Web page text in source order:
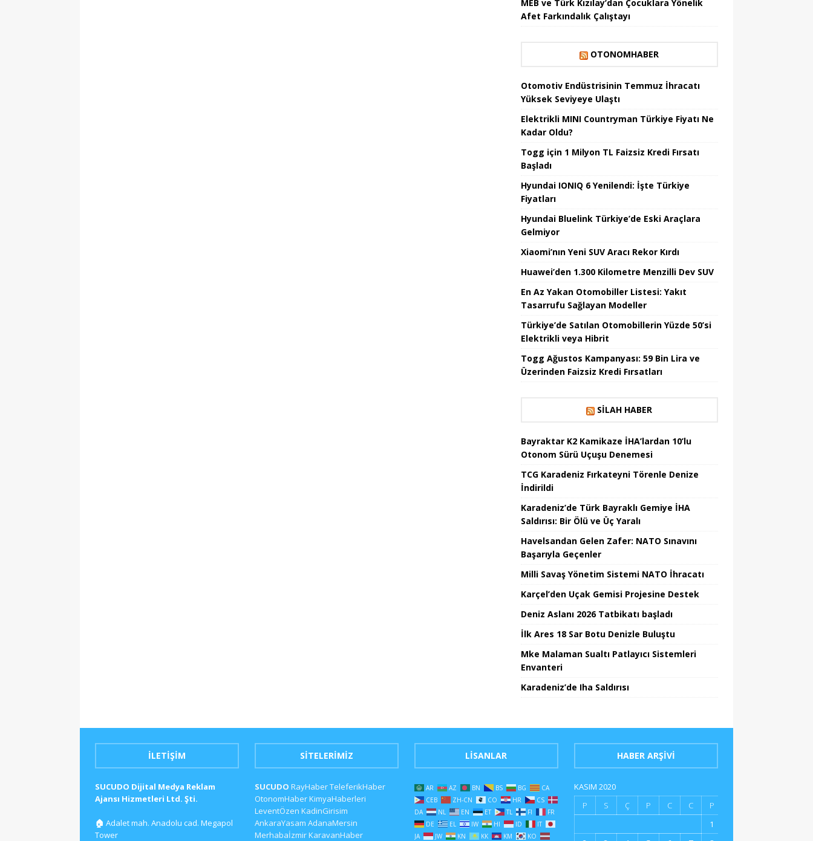
MEB ve Türk Kızılay’dan Çocuklara Yönelik
Afet Farkındalık Çalıştayı
OTONOMHABER
Otomotiv Endüstrisinin Temmuz İhracatı
Yüksek Seviyeye Ulaştı
Elektrikli MINI Countryman Türkiye Fiyatı Ne
Kadar Oldu?
Togg için 1 Milyon TL Faizsiz Kredi Fırsatı
Başladı
Hyundai IONIQ 6 Yenilendi: İşte Türkiye
Fiyatları
Hyundai Bluelink Türkiye’de Eski Araçlara
Gelmiyor
Xiaomi’nın Yeni SUV Aracı Rekor Kırdı
Huawei’den 1.300 Kilometre Menzilli Dev SUV
En Az Yakan Otomobiller Listesi: Yakıt
Tasarrufu Sağlayan Modeller
Türkiye’de Satılan Otomobillerin Yüzde 50’si
Elektrikli veya Hibrit
Togg Ağustos Kampanyası: 59 Bin Lira ve
Üzerinden Faizsiz Kredi Fırsatları
SILAH HABER
Bayraktar K2 Kamikaze İHA’lardan 10’lu
Otonom Sürü Uçuşu Denemesi
TCG Karadeniz Fırkateyni Törenle Denize
İndirildi
Karadeniz’de Türk Bayraklı Gemiye İHA
Saldırısı: Bir Ölü ve Üç Yaralı
Havelsandan Gelen Zafer: NATO Sınavını
Başarıyla Geçenler
Milli Savaş Yönetim Sistemi NATO İhracatı
Karçel’den Uçak Gemisi Projesine Destek
Deniz Aslanı 2026 Tatbikatı başladı
İlk Ares 18 Sar Botu Denizle Buluştu
Mke Malaman Sualtı Patlayıcı Sistemleri
Envanteri
Karadeniz’de Iha Saldırısı
İLETIŞIM
SUCUDO Dijital Medya Reklam
Ajansı Hizmetleri Ltd. Şti.
🏠 Adalet mah. Anadolu cad. Megapol
Tower
SITELERIMIZ
SUCUDO RayHaberTeleferikHaber
OtonomHaberKimyaHaberleri
LeventÖzen KadinGirisim
AnkaraYasam AdanaMersin
MerhabaİzmirKaravanHaber
LISANLAR
AR AZ BN BS BG
CA
CEB
ZH-CN CO HR
CS
DA
NL EN ET TL FI
FR
DE
EL IW HI ID
IT
JA
JW KN KK KM KO
HABER ARŞIVI
KASIM 2020
P
S Ç P C C
P
1